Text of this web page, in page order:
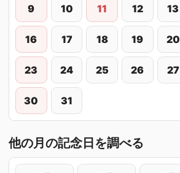
9 10 11 12 13
16 17 18 19 20
23 24 25 26 27
30 31
他の月の記念日を調べる